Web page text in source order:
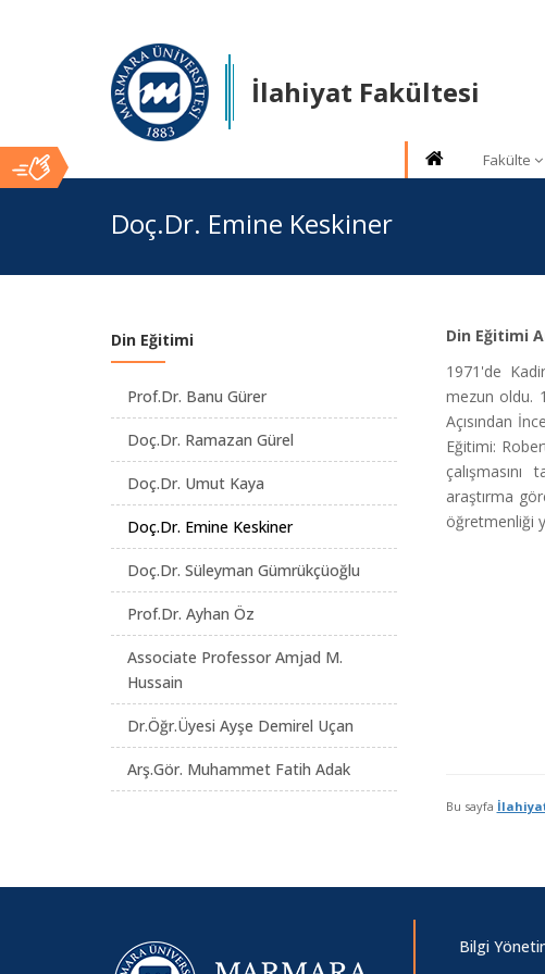
İlahiyat Fakültesi
Fakülte
İçerik
Doç.Dr. Emine Keskiner
Din Eğitimi
1971'de
mezun oldu.
Açısından
Eğitimi:
araştırma
öğretmenliği
Bu sayfa
Din Eğitimi
Prof.Dr. Banu Gürer
Doç.Dr. Ramazan Gürel
Doç.Dr. Umut Kaya
Doç.Dr. Emine Keskiner
Doç.Dr. Süleyman Gümrükçüoğlu
Prof.Dr. Ayhan Öz
Associate Professor Amjad M.
Hussain
Dr.Öğr.Üyesi Ayşe Demirel Uçan
Arş.Gör. Muhammet Fatih Adak
Bilgi